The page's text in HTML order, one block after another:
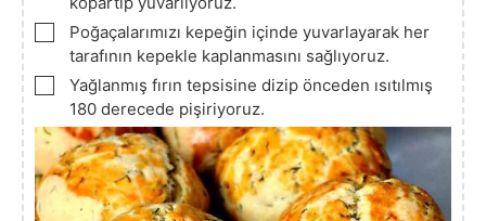
▢
Poğaçalarımızı kepeğin içinde yuvarlayarak her
tarafının kepekle kaplanmasını sağlıyoruz.
▢
Yağlanmış fırın tepsisine dizip önceden ısıtılmış
180 derecede pişiriyoruz.